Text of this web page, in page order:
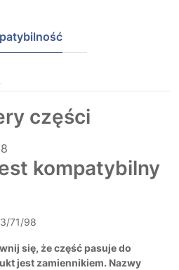
części
kompatybilny
71/98
się, że część pasuje do
jest zamiennikiem. Nazwy